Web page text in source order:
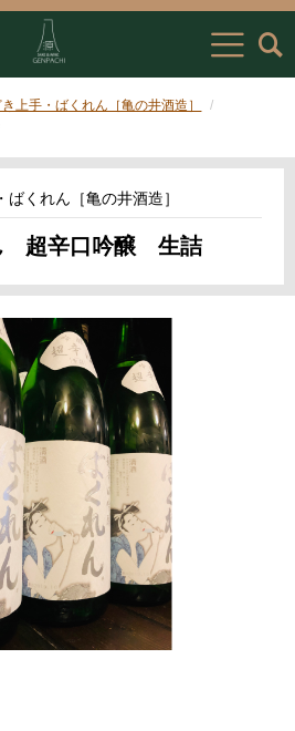
き上手・ばくれん［亀の井酒造］
ばくれん［亀の井酒造］
超辛口吟醸 生詰